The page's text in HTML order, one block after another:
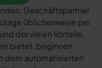
Geschäftspartner
üblicherweise per
der vielen Vorteile,
bietet, beginnen
dem automatisierten